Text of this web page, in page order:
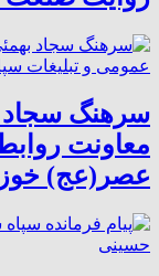
سرهنگ سجاد
معاونت
عصر(عج)